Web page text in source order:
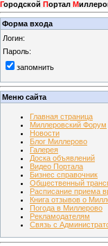
Городской Портал М
Форма входа
Логин:
Пароль:
запомнить
Меню сайта
Главная страница
Миллеровский Форум
Новости
Блог Миллерово
Галерея
Доска объявлений
Видео Портала
Бизнес справочник
Общественный
Расписание приема
Книга отзывов о
Погода в Миллерово
Рекламодателям
Связь с